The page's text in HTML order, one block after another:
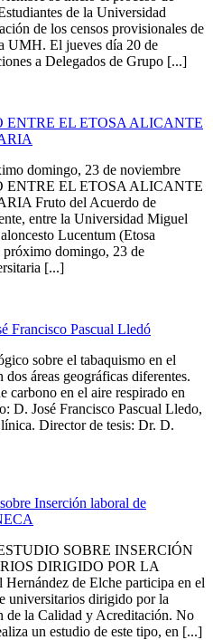
de la Universidad
de los censos provisionales de
UMH. El jueves día 20 de
a Delegados de Grupo [...]
ENTRE EL ETOSA ALICANTE
domingo, 23 de noviembre
ENTRE EL ETOSA ALICANTE
Fruto del Acuerdo de
entre la Universidad Miguel
Lucentum (Etosa
domingo, 23 de
[...]
Francisco Pascual Lledó
sobre el tabaquismo en el
áreas geográficas diferentes.
carbono en el aire respirado en
D. José Francisco Pascual Lledo,
Director de tesis: Dr. D.
Inserción laboral de
SOBRE INSERCIÓN
DIRIGIDO POR LA
de Elche participa en el
universitarios dirigido por la
de la Calidad y Acreditación. No
un estudio de este tipo, en [...]